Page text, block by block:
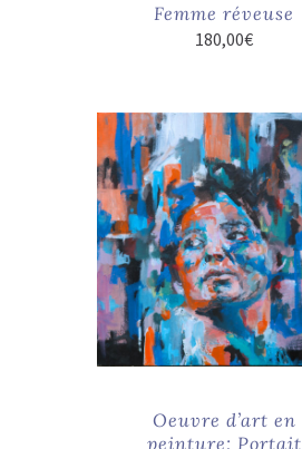
Femme réveuse
180,00€
Oeuvre d’art en
peinture: Portait